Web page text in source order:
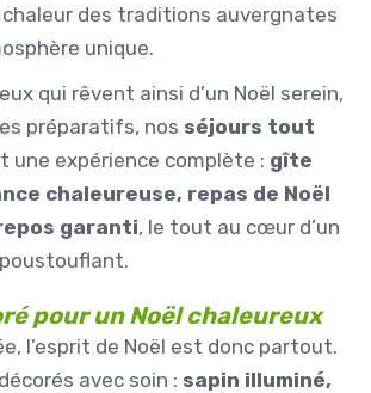
des traditions auvergnates
unique.
qui rêvent ainsi d’un Noël serein,
préparatifs, nos séjours tout
une expérience complète : gîte
chaleureuse, repas de Noël
garanti, le tout au cœur d’un
pour un Noël chaleureux
l’esprit de Noël est donc partout.
avec soin : sapin illuminé,